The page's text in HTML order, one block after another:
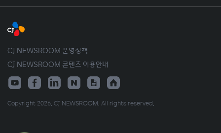
CJ NEWSROOM 운영정책
CJ NEWSROOM 콘텐츠 이용안내
Copyright 2026. CJ NEWSROOM. All rights reserved.